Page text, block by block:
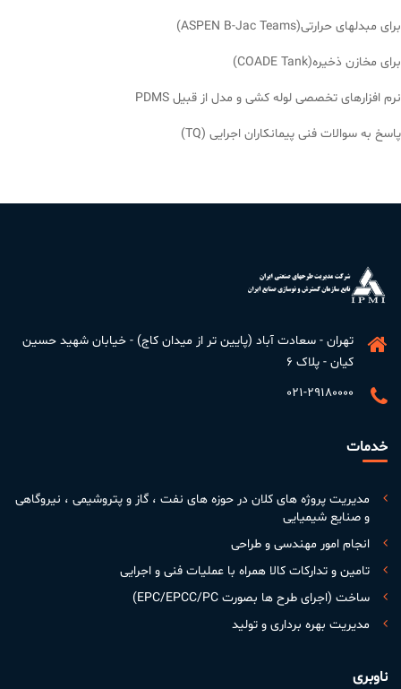
برای مبدلهای حرارتی(ASPEN B-Jac Teams)
برای مخازن ذخیره(COADE Tank)
نرم افزارهای تخصصی لوله کشی و مدل از قبیل PDMS
پاسخ به سوالات فنی پیمانکاران اجرایی (TQ)
تهران - سعادت آباد (پایین تر از میدان کاج) - خیابان شهید حسین
کیان - پلاک ۶
۰۲۱-۲۹۱۸۰۰۰۰
خدمات
مدیریت پروژه های کلان در حوزه های نفت ، گاز و پتروشیمی ، نیروگاهی
و صنایع شیمیایی
انجام امور مهندسی و طراحی
تامین و تدارکات کالا همراه با عملیات فنی و اجرایی
ساخت (اجرای طرح ها بصورت EPC/EPCC/PC)
مدیریت بهره برداری و تولید
ناوبری